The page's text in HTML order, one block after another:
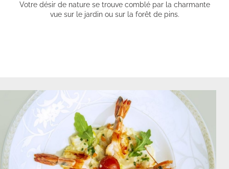
Votre désir de nature se trouve comblé par la charmante
vue sur le jardin ou sur la forêt de pins.